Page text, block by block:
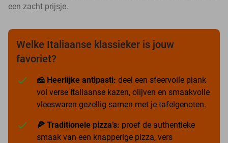
een zacht prijsje.
Welke Italiaanse klassieker is jouw
favoriet?
🧀 Heerlijke antipasti: deel een sfeervolle plank
vol verse Italiaanse kazen, olijven en smaakvolle
vleeswaren gezellig samen met je tafelgenoten.
🍕 Traditionele pizza’s: proef de authentieke
smaak van een knapperige pizza, vers